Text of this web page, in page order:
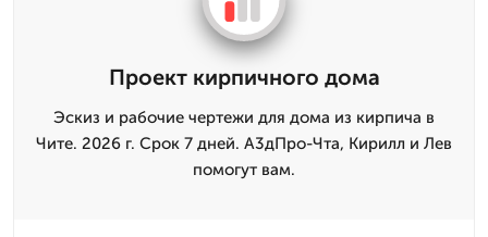
Проект кирпичного дома
Эскиз и рабочие чертежи для дома из кирпича в
Чите. 2026 г. Срок 7 дней. А3дПро-Чта, Кирилл и Лев
помогут вам.